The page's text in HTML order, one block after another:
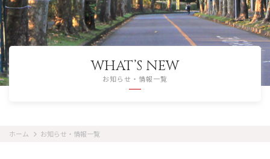
WHAT’S NEW
お知らせ・情報一覧
ホーム お知らせ・情報一覧